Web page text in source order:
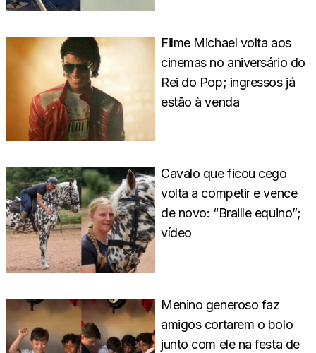
Filme Michael volta aos
cinemas no aniversário do
Rei do Pop; ingressos já
estão à venda
Cavalo que ficou cego
volta a competir e vence
de novo: “Braille equino”;
vídeo
Menino generoso faz
amigos cortarem o bolo
junto com ele na festa de